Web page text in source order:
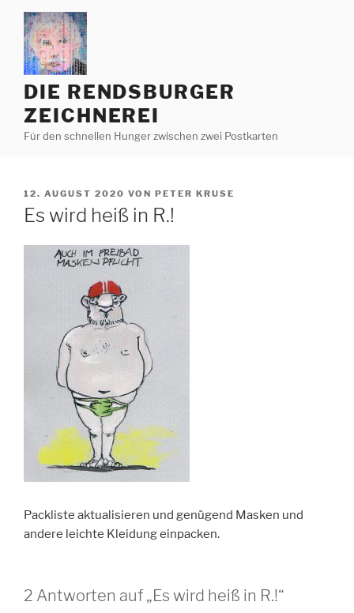
Zum
Inhalt
springen
DIE RENDSBURGER
ZEICHNEREI
Für den schnellen Hunger zwischen zwei Postkarten
VERÖFFENTLICHT
AM
12. AUGUST 2020 VON PETER KRUSE
Es wird heiß in R.!
Packliste aktualisieren und genügend Masken und
andere leichte Kleidung einpacken.
2 Antworten auf „Es wird heiß in R.!“